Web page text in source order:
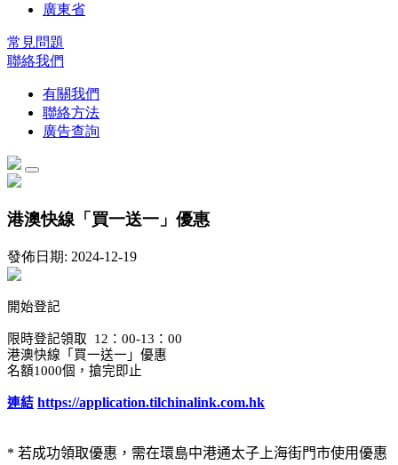
廣東省
常見問題
聯絡我們
有關我們
聯絡方法
廣告查詢
港澳快線「買一送一」優惠
發佈日期: 2024-12-19
開始登記
限時登記領取 12 ： 00-13 ： 00
港澳快線「買一送一」優惠
名額1000個，搶完即止
連結 https://application.tilchinalink.com.hk
* 若成功領取優惠，需在環島中港通太子上海街門市使用優惠